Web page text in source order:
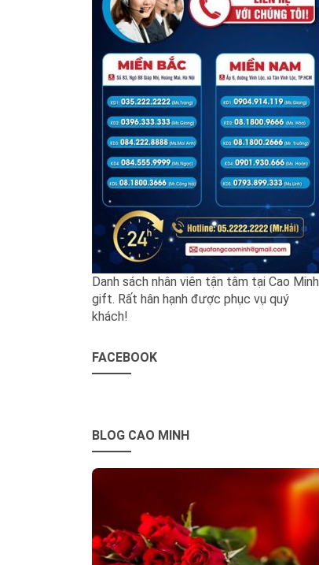
Danh sách nhân viên tận tâm tại Cao Minh
gift. Rất hân hạnh được phục vụ quý
khách!
FACEBOOK
BLOG CAO MINH